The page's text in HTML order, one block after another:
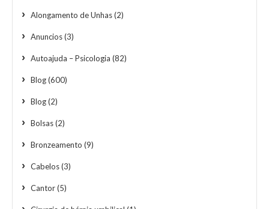
Alongamento de Unhas(2)
Anuncios(3)
Autoajuda – Psicologia (82)
Blog(600)
Blog(2)
Bolsas(2)
Bronzeamento (9)
Cabelos(3)
Cantor(5)